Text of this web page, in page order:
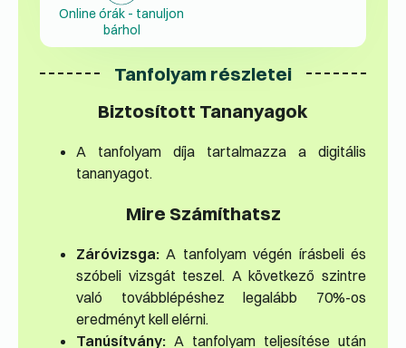
Online órák - tanuljon
bárhol
Tanfolyam részletei
Biztosított Tananyagok
A tanfolyam díja tartalmazza a digitális
tananyagot.
Mire Számíthatsz
Záróvizsga: A tanfolyam végén írásbeli és
szóbeli vizsgát teszel. A következő szintre
való továbblépéshez legalább 70%-os
eredményt kell elérni.
Tanúsítvány: A tanfolyam teljesítése után